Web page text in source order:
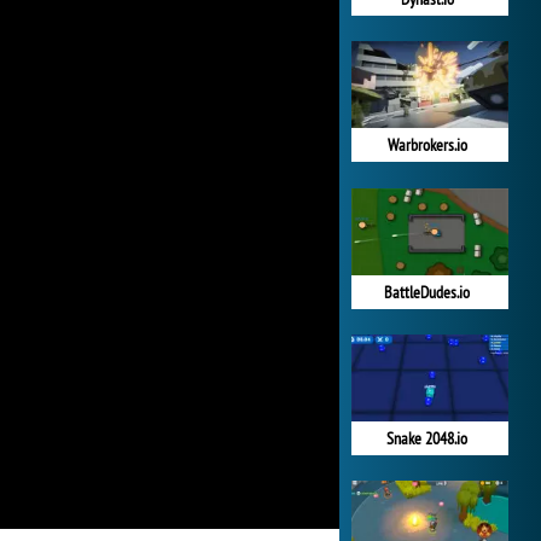
Warbrokers.io
BattleDudes.io
Snake 2048.io